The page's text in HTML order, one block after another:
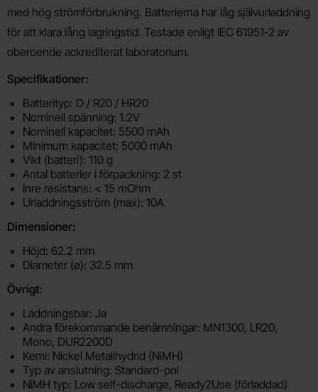
med hög strömförbrukning. Batterierna har låg självurladdning
för att klara lång lagringstid. Testade enligt IEC 61951-2 av
oberoende ackrediterat laboratorium.
Specifikationer:
Batterityp: D / R20 / HR20
Nominell spänning: 1.2V
Nominell kapacitet: 5500 mAh
Minimum kapacitet: 5000 mAh
Vikt (batteri): 110 g
Antal batterier i förpackning: 2 st
Inre resistans: < 15 mOhm
Urladdningsström (max): 10A
Dimensioner:
Höjd: 62.2 mm
Diameter (ø): 32.5 mm
Övrigt:
Laddningsbar: Ja
Andra förekommande benämningar: MN1300, LR20,
Mono, DUR2200D
Kemi: Nickel Metallhydrid (NiMH)
Typ av anslutning: Standard-pol
NiMH typ: Low self-discharge, Ready2Use (förladdad)